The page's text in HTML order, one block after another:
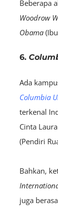
Beberapa
Woodrow
Obama
6.
Ada
Columbia
terkenal
Cinta
(Pendiri
Bahkan,
juga